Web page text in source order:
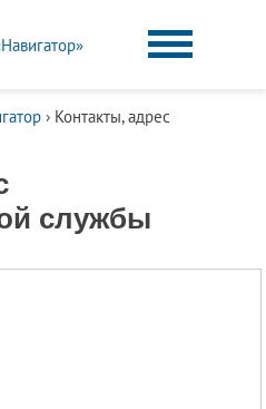
› Контакты, адрес
службы